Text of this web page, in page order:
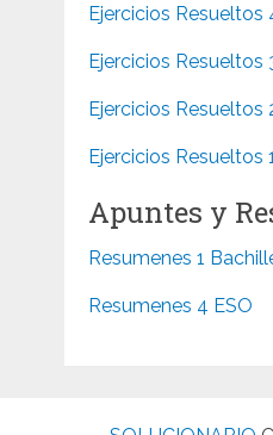
Ejercicios Resueltos
Ejercicios Resueltos
Ejercicios Resueltos
Ejercicios Resueltos
Apuntes y
Resumenes 1
Resumenes 4 ESO